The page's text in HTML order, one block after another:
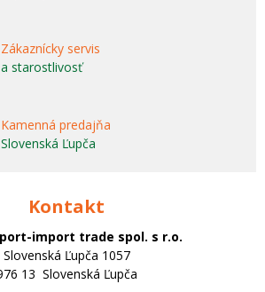
Zákaznícky servis
a starostlivosť
Kamenná predajňa
Slovenská Ľupča
Kontakt
import trade spol. s r.o.
Slovenská Ľupča 1057
13 Slovenská Ľupča